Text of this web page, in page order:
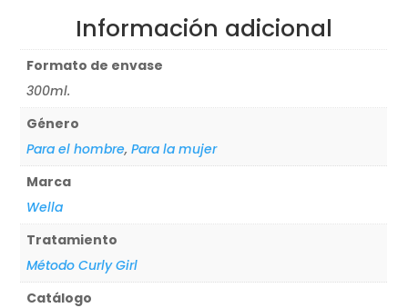
Información adicional
Formato de envase
300ml.
Género
Para el hombre,Para la mujer
Marca
Wella
Tratamiento
Método Curly Girl
Catálogo